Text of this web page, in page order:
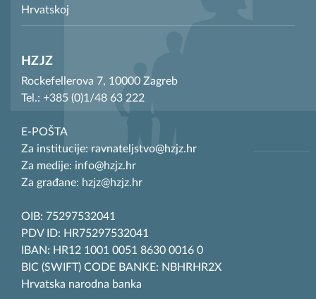
Hrvatskoj
HZJZ
Rockefellerova 7, 10000 Zagreb
Tel.: +385 (0)1/48 63 222
E-POŠTA
Za institucije: ravnateljstvo@hzjz.hr
Za medije: info@hzjz.hr
Za građane: hzjz@hzjz.hr
OIB: 75297532041
PDV ID: HR75297532041
IBAN: HR12 1001 0051 8630 0016 0
BIC (SWIFT) CODE BANKE: NBHRHR2X
Hrvatska narodna banka